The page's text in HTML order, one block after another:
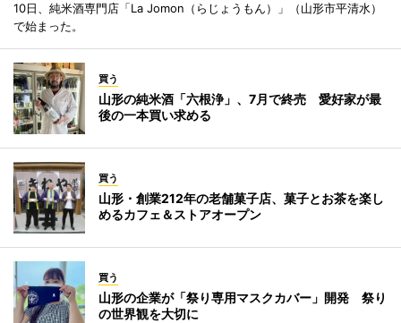
10日、純米酒専門店「La Jomon（らじょうもん）」（山形市平清水）
で始まった。
買う
山形の純米酒「六根浄」、7月で終売 愛好家が最
後の一本買い求める
買う
山形・創業212年の老舗菓子店、菓子とお茶を楽し
めるカフェ＆ストアオープン
買う
山形の企業が「祭り専用マスクカバー」開発 祭り
の世界観を大切に